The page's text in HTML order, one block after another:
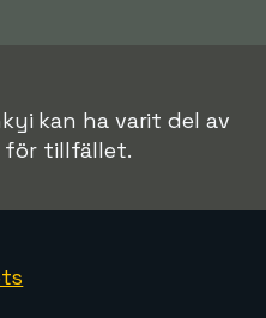
kan ha varit del av
för tillfället.